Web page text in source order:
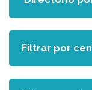
Filtrar por